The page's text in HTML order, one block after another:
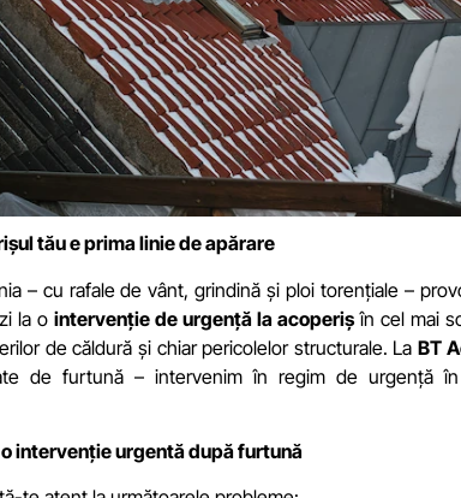
tău e prima linie de apărare
– cu rafale de vânt, grindină și ploi torențiale –
la ointervenție de urgență la acoperișîn cel mai
de căldură și chiar pericolelor structurale. LaBT
de furtună – intervenim în regim de urgență
intervenție urgentă după furtună